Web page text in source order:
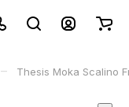
– Thesis Moka Scalino